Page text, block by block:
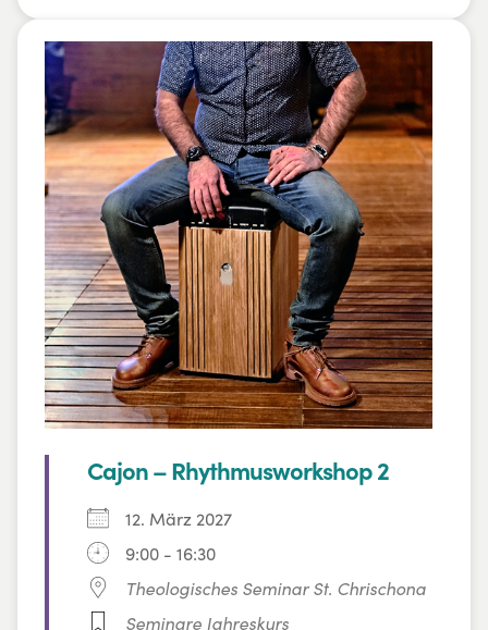
gern werden wollen – hilfreiche Impulse
zum Songschreiben und inspirierende
Einblicke in sein eigenes kreatives
Schreiben und Produzieren.
Cajon – Rhythmusworkshop 2
12. März 2027
9:00 - 16:30
Theologisches Seminar St. Chrischona
Seminare Jahreskurs